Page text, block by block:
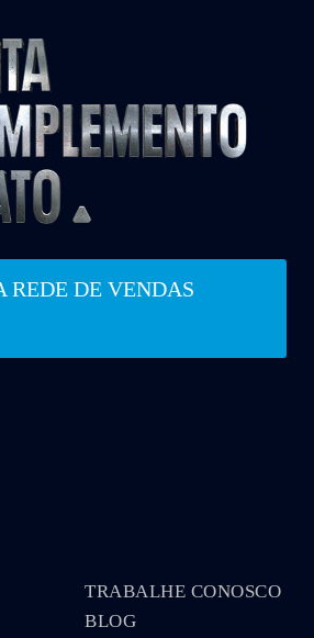
REDE DE VENDAS
TRABALHE CONOSCO
BLOG